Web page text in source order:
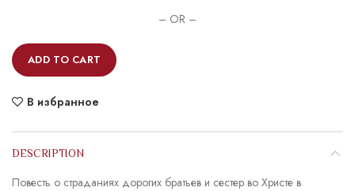
– OR –
ADD TO CART
В избранное
DESCRIPTION
Повесть о страданиях дорогих братьев и сестер во Христе в